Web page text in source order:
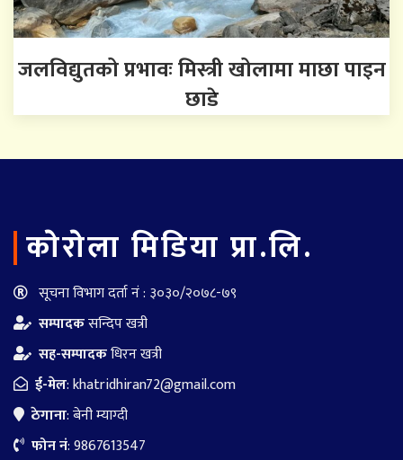
जलविद्युतको प्रभावः मिस्त्री खोलामा माछा पाइन
छाडे
काेराेला मिडिया प्रा.लि.
सूचना विभाग दर्ता नं : ३०३०/२०७८-७९
सम्पादकसन्दिप खत्री
सह-सम्पादकधिरन खत्री
ई-मेल:khatridhiran72@gmail.com
ठेगाना: बेनी म्याग्दी
फोन नं: 9867613547